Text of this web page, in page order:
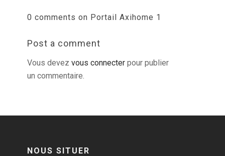
0 comments on Portail Axihome 1
Post a comment
Vous devez vous connecter pour publier
un commentaire.
NOUS SITUER